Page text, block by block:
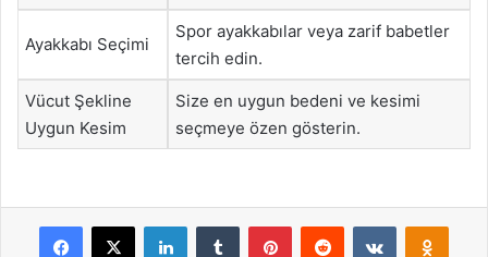
Ayakkabı Seçimi
Spor ayakkabılar veya zarif babetler
tercih edin.
Vücut Şekline
Uygun Kesim
Size en uygun bedeni ve kesimi
seçmeye özen gösterin.
Facebook
X LinkedInTumblr PinterestReddit VKontakte